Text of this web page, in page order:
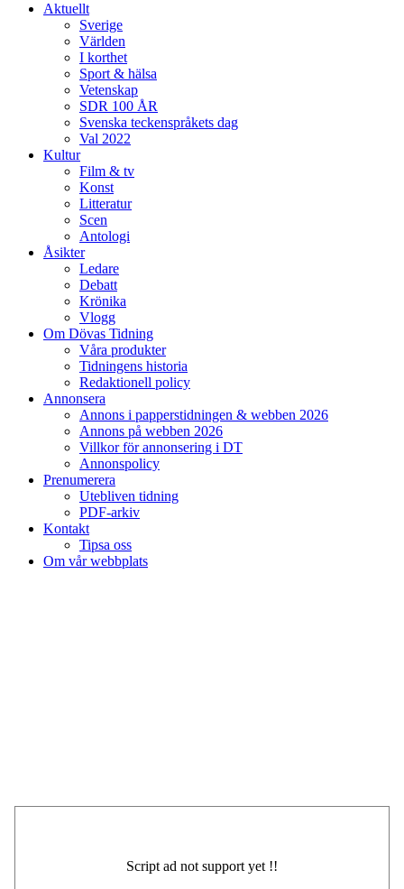
Aktuellt
Sverige
Världen
I korthet
Sport & hälsa
Vetenskap
SDR 100 ÅR
Svenska teckenspråkets dag
Val 2022
Kultur
Film & tv
Konst
Litteratur
Scen
Antologi
Åsikter
Ledare
Debatt
Krönika
Vlogg
Om Dövas Tidning
Våra produkter
Tidningens historia
Redaktionell policy
Annonsera
Annons i papperstidningen & webben 2026
Annons på webben 2026
Villkor för annonsering i DT
Annonspolicy
Prenumerera
Utebliven tidning
PDF-arkiv
Kontakt
Tipsa oss
Om vår webbplats